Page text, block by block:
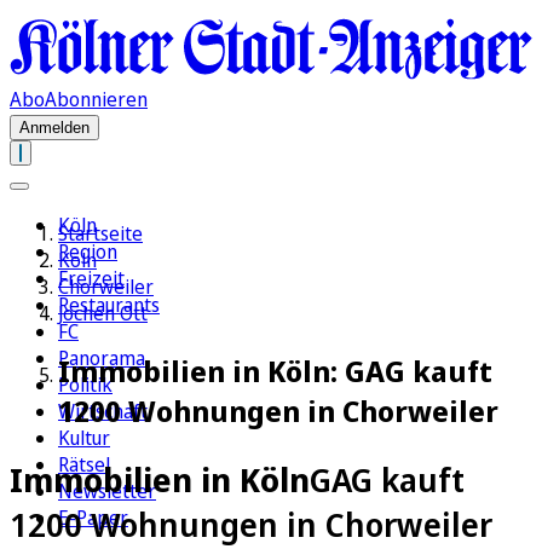
AboAbonnieren
Anmelden
Köln
Region
Freizeit
Restaurants
FC
Panorama
Politik
Wirtschaft
Kultur
Rätsel
Newsletter
E-Paper
Startseite
Köln
Chorweiler
Jochen Ott
Immobilien in Köln: GAG kauft
1200 Wohnungen in Chorweiler
Immobilien in KölnGAG kauft
1200 Wohnungen in Chorweiler